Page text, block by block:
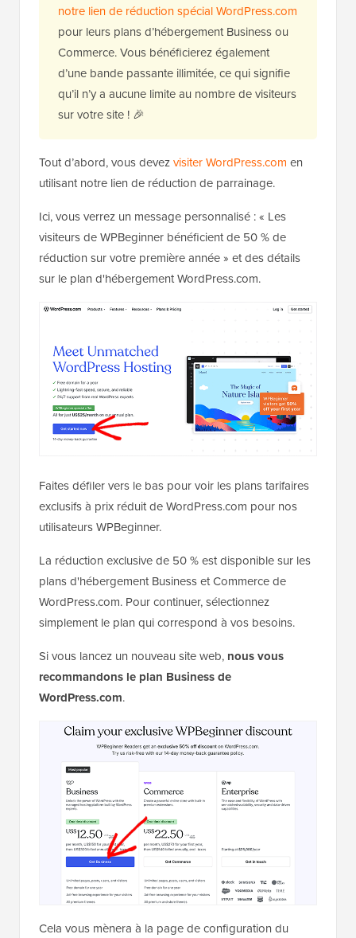
notre lien de réduction spécial WordPress.com
pour leurs plans d’hébergement Business ou
Commerce. Vous bénéficierez également
d’une bande passante illimitée, ce qui signifie
qu’il n’y a aucune limite au nombre de visiteurs
sur votre site ! 🎉
Tout d’abord, vous devezvisiter WordPress.com en
utilisant notre lien de réduction de parrainage.
Ici, vous verrez un message personnalisé : « Les
visiteurs de WPBeginner bénéficient de 50 % de
réduction sur votre première année » et des détails
sur le plan d'hébergement WordPress.com.
Faites défiler vers le bas pour voir les plans tarifaires
exclusifs à prix réduit de WordPress.com pour nos
utilisateurs WPBeginner.
La réduction exclusive de 50 % est disponible sur les
plans d'hébergement Business et Commerce de
WordPress.com. Pour continuer, sélectionnez
simplement le plan qui correspond à vos besoins.
Si vous lancez un nouveau site web, nous vous
recommandons le plan Business de
WordPress.com.
Cela vous mènera à la page de configuration du